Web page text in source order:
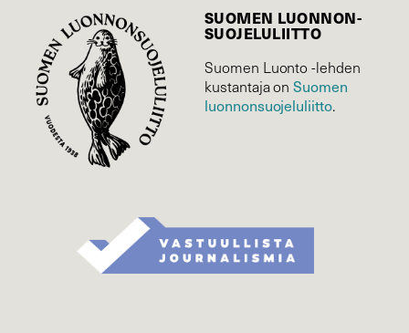
SUOMEN LUONNON­
SUOJELU­LIITTO
Suomen Luonto -lehden
kustantaja onSuomen
luonnonsuojelu­liitto.